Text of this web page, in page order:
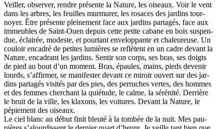
Veiller, obser­­ver, rendre pré­­sente la Nature, les oiseaux. Voir le vent
dans les arbres, les feuilles mur­­mu­­rer, les rosa­­ces des jar­­dins tour­­
noyer. Être pré­­sente plei­­ne­­ment face aux jar­­dins par­­ta­­gés, face aux
immeu­­bles de Saint-Ouen depuis cette petite cabane en bois sus­­pen­­
due, éclairée, modeste, et pour­­tant enve­­lop­­pante et cha­­leu­­reuse. Un
cou­­loir enca­­dré de peti­­tes lumiè­­res se reflè­­tent en un cadre devant la
Nature, enca­­drant les jar­­dins. Sentir son corps, ses bras, ses doigts
de pied au bout d’un moment. Bras, épaules, mains, pieds deve­­nir
lourds, s’affir­­mer, se mani­­fes­­ter devant ce miroir ouvert sur des jar­­
dins par­­ta­­gés visi­­tés par des pies, des per­­ru­­ches vertes, des hommes
et des femmes cher­­chant la quié­­tude, le calme, la séré­­nité. Derrière
le bruit de la ville, les klaxons, les voi­­tu­­res. Devant la Nature, le
pépie­ment des oiseaux.
Le ciel blanc au début finit bleuté à la tombée de la nuit. Mes pau­­